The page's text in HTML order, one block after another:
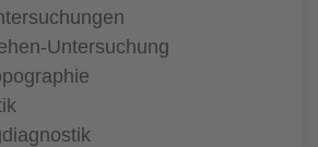
Untersuchung